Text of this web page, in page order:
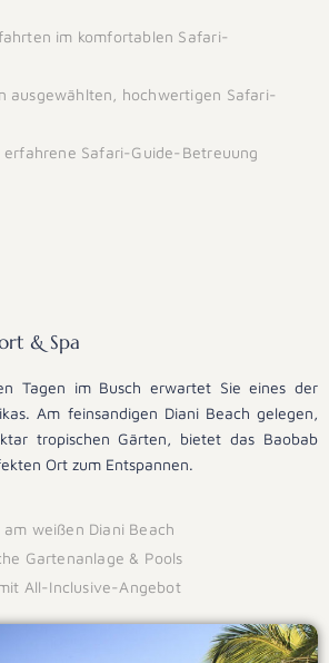
im komfortablen Safari-
ausgewählten, hochwertigen Safari-
erfahrene Safari-Guide-Betreuung
& Spa
Tagen im Busch erwartet Sie eines der
Am feinsandigen Diani Beach gelegen,
tropischen Gärten, bietet das Baobab
Ort zum Entspannen.
weißen Diani Beach
Gartenanlage & Pools
All-Inclusive-Angebot